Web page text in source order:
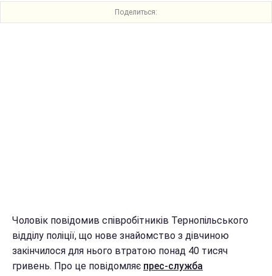
Поделиться:
Чоловік повідомив співробітників Тернопільського
відділу поліції, що нове знайомство з дівчиною
закінчилося для нього втратою понад 40 тисяч
гривень. Про це повідомляє прес-служба